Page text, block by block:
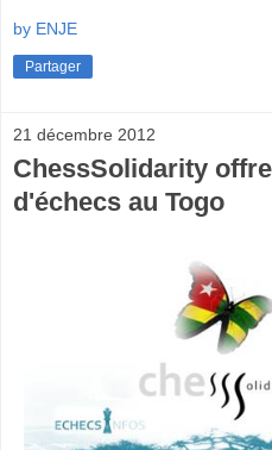
by ENJE
Partager
21 décembre 2012
ChessSolidarity
d'échecs au Togo